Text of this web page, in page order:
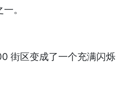
。
街区变成了一个充满闪烁